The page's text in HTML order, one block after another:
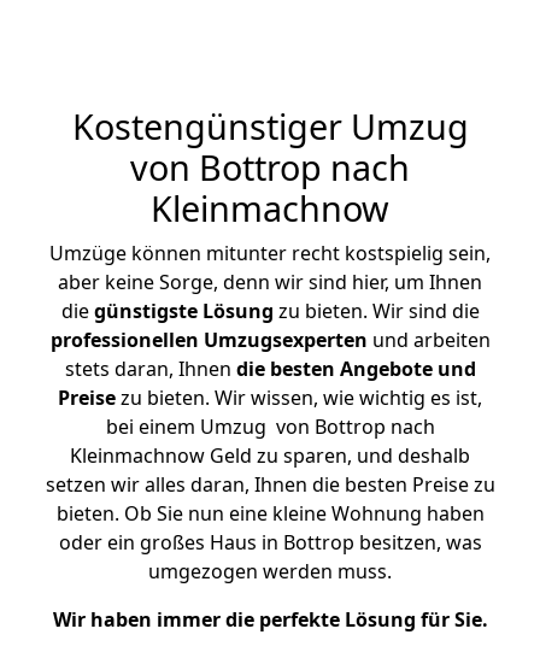
Kostengünstiger Umzug
von Bottrop nach
Kleinmachnow
Umzüge können mitunter recht kostspielig sein,
aber keine Sorge, denn wir sind hier, um Ihnen
diegünstigste Lösung zu bieten. Wir sind die
professionellen Umzugsexperten und arbeiten
stets daran, Ihnen die besten Angebote und
Preisezu bieten. Wir wissen, wie wichtig es ist,
bei einem Umzug von Bottrop nach
Kleinmachnow Geld zu sparen, und deshalb
setzen wir alles daran, Ihnen die besten Preise zu
bieten. Ob Sie nun eine kleine Wohnung haben
oder ein großes Haus in Bottrop besitzen, was
umgezogen werden muss.
Wir haben immer die perfekte Lösung für Sie.